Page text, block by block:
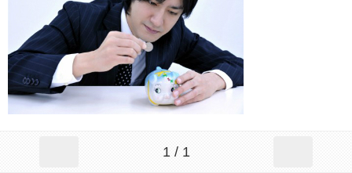
1 / 1